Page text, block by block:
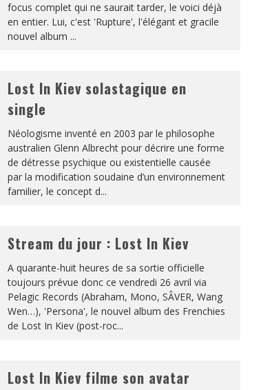
focus complet qui ne saurait tarder, le voici déjà
en entier. Lui, c'est 'Rupture', l'élégant et gracile
nouvel album ...
Lost In Kiev solastagique en
single
Néologisme inventé en 2003 par le philosophe
australien Glenn Albrecht pour décrire une forme
de détresse psychique ou existentielle causée
par la modification soudaine d’un environnement
familier, le concept d...
Stream du jour : Lost In Kiev
A quarante-huit heures de sa sortie officielle
toujours prévue donc ce vendredi 26 avril via
Pelagic Records (Abraham, Mono, SÂVER, Wang
Wen…), 'Persona', le nouvel album des Frenchies
de Lost In Kiev (post-roc...
Lost In Kiev filme son avatar